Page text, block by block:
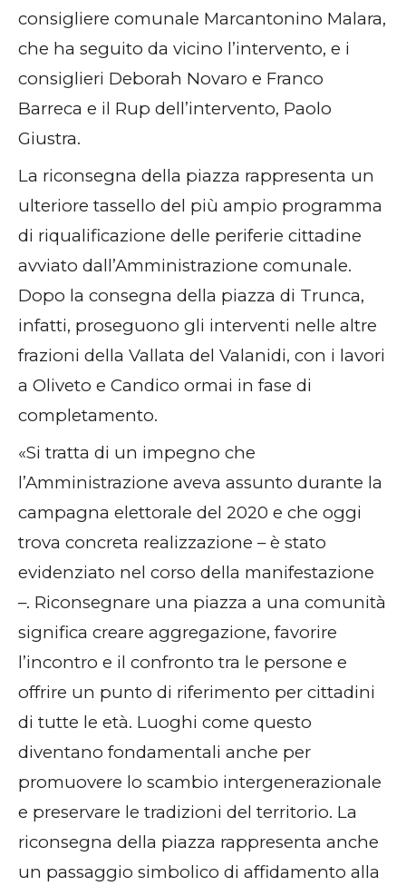
consigliere comunale Marcantonino Malara,
che ha seguito da vicino l’intervento, e i
consiglieri Deborah Novaro e Franco
Barreca e il Rup dell’intervento, Paolo
Giustra.
La riconsegna della piazza rappresenta un
ulteriore tassello del più ampio programma
di riqualificazione delle periferie cittadine
avviato dall’Amministrazione comunale.
Dopo la consegna della piazza di Trunca,
infatti, proseguono gli interventi nelle altre
frazioni della Vallata del Valanidi, con i lavori
a Oliveto e Candico ormai in fase di
completamento.
«Si tratta di un impegno che
l’Amministrazione aveva assunto durante la
campagna elettorale del 2020 e che oggi
trova concreta realizzazione – è stato
evidenziato nel corso della manifestazione
–. Riconsegnare una piazza a una comunità
significa creare aggregazione, favorire
l’incontro e il confronto tra le persone e
offrire un punto di riferimento per cittadini
di tutte le età. Luoghi come questo
diventano fondamentali anche per
promuovere lo scambio intergenerazionale
e preservare le tradizioni del territorio. La
riconsegna della piazza rappresenta anche
un passaggio simbolico di affidamento alla